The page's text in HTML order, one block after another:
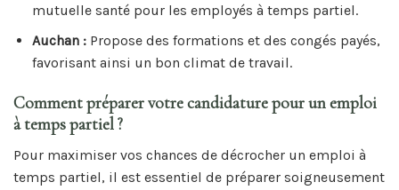
mutuelle santé pour les employés à temps partiel.
Auchan :Propose des formations et des congés payés,
favorisant ainsi un bon climat de travail.
Comment préparer votre candidature pour un emploi
à temps partiel ?
Pour maximiser vos chances de décrocher un emploi à
temps partiel, il est essentiel de préparer soigneusement